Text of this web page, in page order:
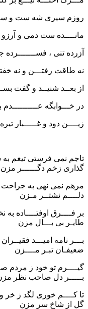
روزم سپری شه ست و
مانــــده ست دمی و
آزرده تنی ،
نه طاقت رفتـــن و نه
از بعــد شنیــد و گفت
در خـــوابگه
زیــــن دود و
تاجم نمی فرستی
گذاری زخم دگــــــر مزن
مرهم نمی نهی به
دلــــم نشتــر مـزن
بر فــــرق
طایـر بی بـــال مزن
بـــر نامه امیـــد
ضعیفـان تبـر مــــزن
گیــــرم تو خود ز
بـــــر دل صاحب نظر
تا کــــم خوری لگد ز
گل از شاخ سر مزن